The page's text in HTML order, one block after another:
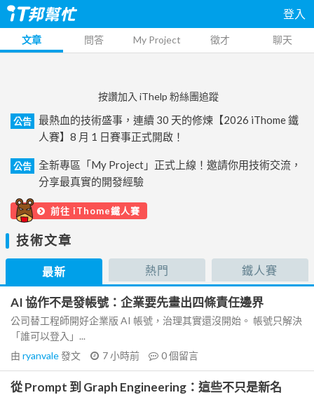
登入
文章 問答 My Project 徵才 聊天
按讚加入 iThelp 粉絲團追蹤
公告
最熱血的技術盛事，連續 30 天的修煉【2026 iThome 鐵
人賽】8 月 1 日賽事正式開啟！
公告
全新專區「My Project」正式上線！邀請你用技術交流，
分享最真實的開發經驗
前往 iThome鐵人賽
技術文章
最新 熱門 鐵人賽
AI 協作不是發帳號：企業要先畫出四條責任邊界
公司替工程師開好企業版 AI 帳號，治理其實還沒開始。 帳號只解決
「誰可以登入」...
由 ryanvale發文 7 小時前 0個留言
從 Prompt 到 Graph Engineering：這些不只是新名